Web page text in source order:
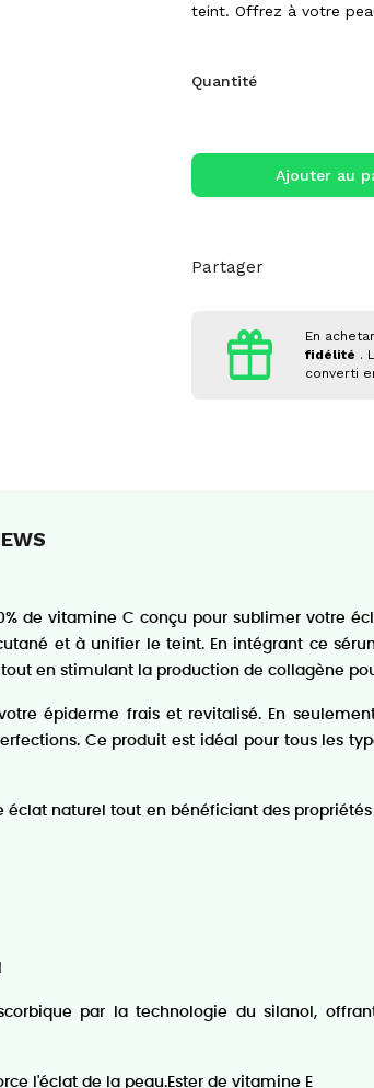
teint. Offrez à votre
Quantité
Ajouter au
Partager
En
fidélité .
converti
30% de vitamine C conçu pour sublimer
et à unifier le teint. En intégrant ce
en stimulant la production de collagène
épiderme frais et revitalisé. En
Ce produit est idéal pour tous les
éclat naturel tout en bénéficiant des
par la technologie du silanol,
l'éclat de la peau.Ester de vitamine E